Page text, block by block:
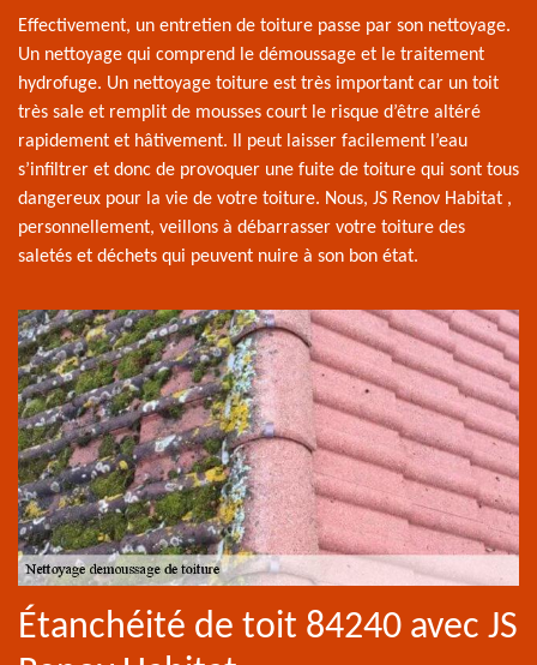
Effectivement, un entretien de toiture passe par son nettoyage.
Un nettoyage qui comprend le démoussage et le traitement
hydrofuge. Un nettoyage toiture est très important car un toit
très sale et remplit de mousses court le risque d’être altéré
rapidement et hâtivement. Il peut laisser facilement l’eau
s’infiltrer et donc de provoquer une fuite de toiture qui sont tous
dangereux pour la vie de votre toiture. Nous, JS Renov Habitat ,
personnellement, veillons à débarrasser votre toiture des
saletés et déchets qui peuvent nuire à son bon état.
Étanchéité de toit 84240 avec JS